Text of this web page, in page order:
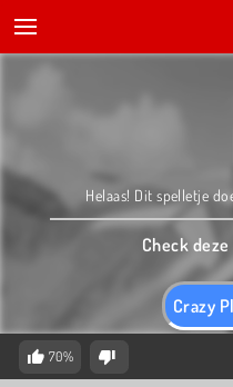
Crazy
Helaas! Dit spelletje
Check
70%